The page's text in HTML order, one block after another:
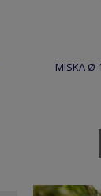
MISKA Ø